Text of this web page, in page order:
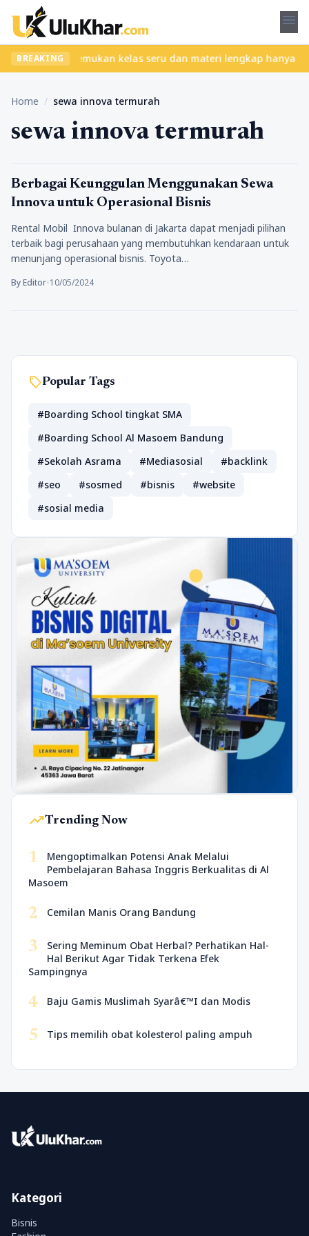
menu
BREAKING
ribet? Temukan kelas seru dan materi lengkap hanya di
Home / sewa innova termurah
sewa innova termurah
Bisnis
Berbagai Keunggulan Menggunakan Sewa
Innova untuk Operasional Bisnis
Rental Mobil Innova bulanan di Jakarta dapat menjadi pilihan
terbaik bagi perusahaan yang membutuhkan kendaraan untuk
menunjang operasional bisnis. Toyota…
By Editor•10/05/2024
sellPopular Tags
#Boarding School tingkat SMA
#Boarding School Al Masoem Bandung
#Sekolah Asrama
#Mediasosial
#backlink
#seo
#sosmed #bisnis
#website
#sosial media
trending_upTrending Now
1
Mengoptimalkan Potensi Anak Melalui
Pembelajaran Bahasa Inggris Berkualitas di Al
Masoem
2 Cemilan Manis Orang Bandung
3
Sering Meminum Obat Herbal? Perhatikan Hal-
Hal Berikut Agar Tidak Terkena Efek
Sampingnya
4 Baju Gamis Muslimah Syarâ€™I dan Modis
5 Tips memilih obat kolesterol paling ampuh
Kategori
Bisnis